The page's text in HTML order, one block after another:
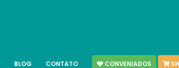
BLOG CONTATO CONVENIADOS